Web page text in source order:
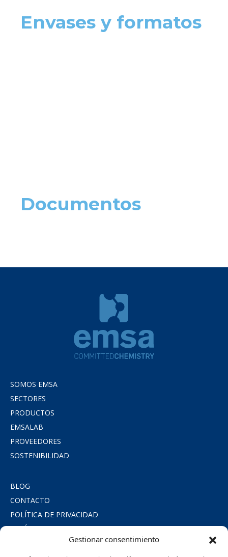
Gestionar consentimiento
Envases y formatos
Documentos
SOMOS EMSA
SECTORES
PRODUCTOS
EMSALAB
PROVEEDORES
SOSTENIBILIDAD
BLOG
CONTACTO
POLÍTICA DE PRIVACIDAD
POLÍTICA DE COOKIES